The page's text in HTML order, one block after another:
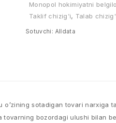
Monopol hokimiyatni
Taklif chizig'i, Talab
Sotuvchi: Alldata
sotadigan tovari narxiga
bozordagi ulushi bilan